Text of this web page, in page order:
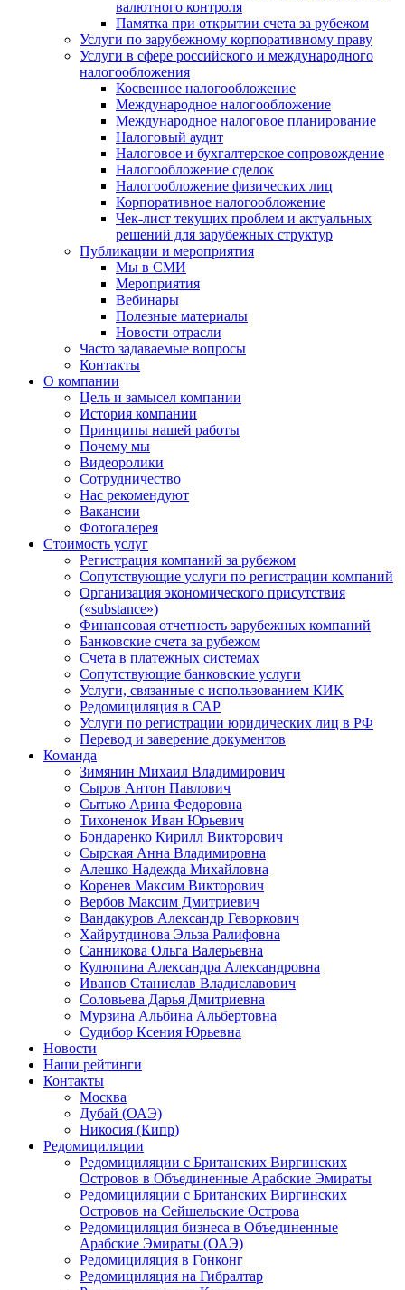
валютного контроля
Памятка при открытии счета за рубежом
Услуги по зарубежному корпоративному праву
Услуги в сфере российского и международного
налогообложения
Косвенное налогообложение
Международное налогообложение
Международное налоговое планирование
Налоговый аудит
Налоговое и бухгалтерское сопровождение
Налогообложение сделок
Налогообложение физических лиц
Корпоративное налогообложение
Чек-лист текущих проблем и актуальных
решений для зарубежных структур
Публикации и мероприятия
Мы в СМИ
Мероприятия
Вебинары
Полезные материалы
Новости отрасли
Часто задаваемые вопросы
Контакты
О компании
Цель и замысел компании
История компании
Принципы нашей работы
Почему мы
Видеоролики
Сотрудничество
Нас рекомендуют
Вакансии
Фотогалерея
Стоимость услуг
Регистрация компаний за рубежом
Сопутствующие услуги по регистрации компаний
Организация экономического присутствия
(«substance»)
Финансовая отчетность зарубежных компаний
Банковские счета за рубежом
Счета в платежных системах
Сопутствующие банковские услуги
Услуги, связанные с использованием КИК
Редомициляция в САР
Услуги по регистрации юридических лиц в РФ
Перевод и заверение документов
Команда
Зимянин Михаил Владимирович
Сыров Антон Павлович
Сытько Арина Федоровна
Тихоненок Иван Юрьевич
Бондаренко Кирилл Викторович
Сырская Анна Владимировна
Алешко Надежда Михайловна
Коренев Максим Викторович
Вербов Максим Дмитриевич
Вандакуров Александр Геворкович
Хайрутдинова Эльза Ралифовна
Санникова Ольга Валерьевна
Кулюпина Александра Александровна
Иванов Станислав Владиславович
Соловьева Дарья Дмитриевна
Мурзина Альбина Альбертовна
Судибор Ксения Юрьевна
Новости
Наши рейтинги
Контакты
Москва
Дубай (ОАЭ)
Никосия (Кипр)
Редомициляции
Редомициляции с Британских Виргинских
Островов в Объединенные Арабские Эмираты
Редомициляции с Британских Виргинских
Островов на Сейшельские Острова
Редомициляция бизнеса в Объединенные
Арабские Эмираты (ОАЭ)
Редомициляция в Гонконг
Редомициляция на Гибралтар